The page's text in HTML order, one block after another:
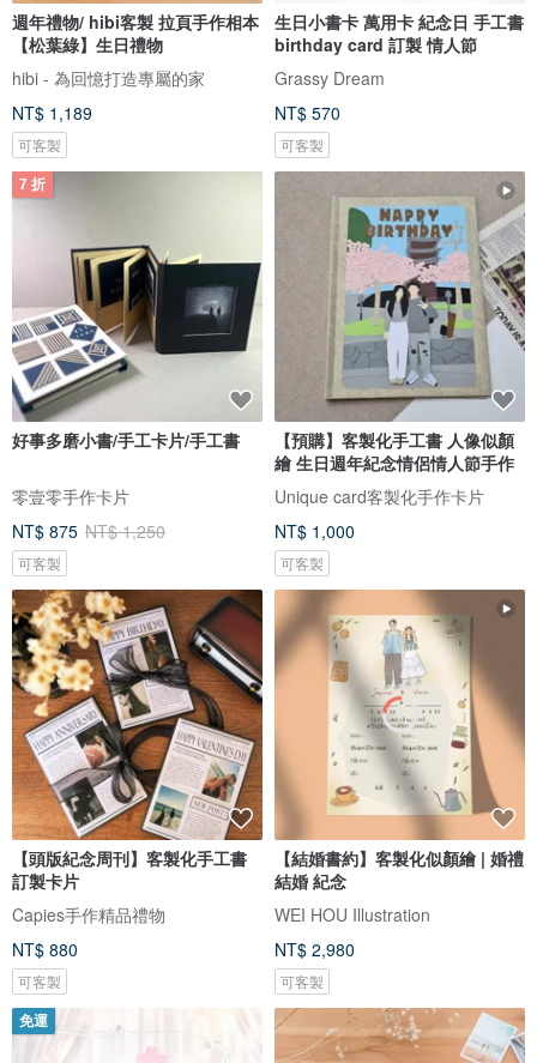
週年禮物/ hibi客製 拉頁手作相本
【松葉綠】生日禮物
hibi - 為回憶打造專屬的家
NT$ 1,189
可客製
生日小書卡 萬用卡 紀念日 手工書
birthday card 訂製 情人節
Grassy Dream
NT$ 570
可客製
7 折
好事多磨小書/手工卡片/手工書
零壹零手作卡片
NT$ 875 NT$ 1,250
可客製
【預購】客製化手工書 人像似顏
繪 生日週年紀念情侶情人節手作
Unique card客製化手作卡片
NT$ 1,000
可客製
【頭版紀念周刊】客製化手工書
訂製卡片
Capies手作精品禮物
NT$ 880
可客製
【結婚書約】客製化似顏繪 | 婚禮
結婚 紀念
WEI HOU Illustration
NT$ 2,980
可客製
免運